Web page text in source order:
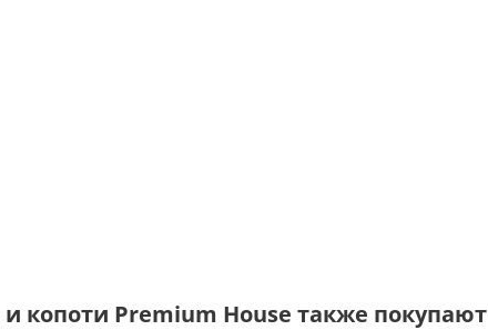
копоти Premium House также покупают